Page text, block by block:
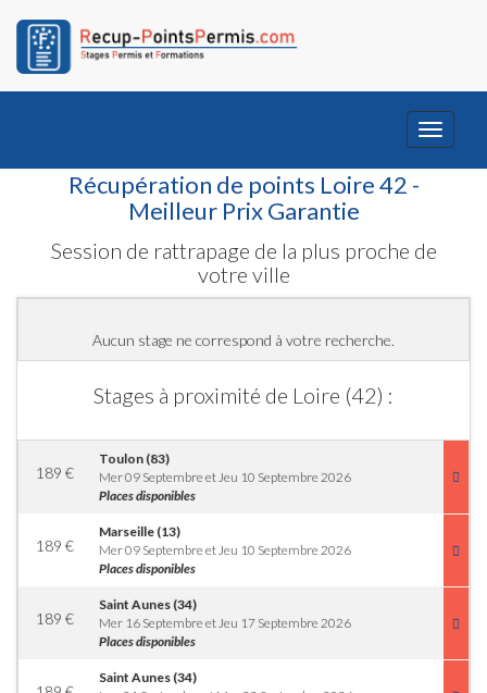
Toggle
Récupération de points Loire 42 -
Meilleur Prix Garantie
Session de rattrapage de la plus proche de
votre ville
Aucun stage ne correspond à votre recherche.
Stages à proximité de Loire (42) :
189 €
Toulon (83)
Mer 09 Septembre et Jeu 10 Septembre 2026
Places disponibles
189 €
Marseille (13)
Mer 09 Septembre et Jeu 10 Septembre 2026
Places disponibles
189 €
Saint Aunes (34)
Mer 16 Septembre et Jeu 17 Septembre 2026
Places disponibles
Saint Aunes (34)